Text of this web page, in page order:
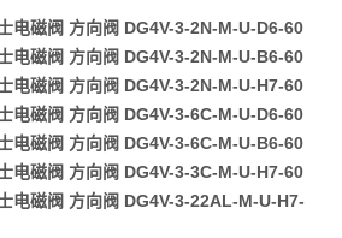
电磁阀 方向阀 DG4V-3-2N-M-U-D6-60
电磁阀 方向阀 DG4V-3-2N-M-U-B6-60
电磁阀 方向阀 DG4V-3-2N-M-U-H7-60
电磁阀 方向阀 DG4V-3-6C-M-U-D6-60
电磁阀 方向阀 DG4V-3-6C-M-U-B6-60
电磁阀 方向阀 DG4V-3-3C-M-U-H7-60
电磁阀 方向阀 DG4V-3-22AL-M-U-H7-